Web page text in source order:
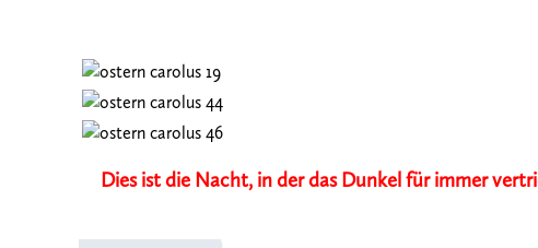
Dies ist die Nacht, in der das Dunkel für immer